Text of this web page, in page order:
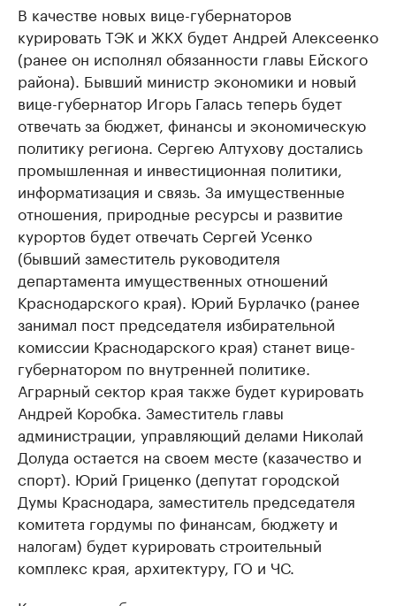
В качестве новых вице-губернаторов
курировать ТЭК и ЖКХ будет Андрей Алексеенко
(ранее он исполнял обязанности главы Ейского
района). Бывший министр экономики и новый
вице-губернатор Игорь Галась теперь будет
отвечать за бюджет, финансы и экономическую
политику региона. Сергею Алтухову достались
промышленная и инвестиционная политики,
информатизация и связь. За имущественные
отношения, природные ресурсы и развитие
курортов будет отвечать Сергей Усенко
(бывший заместитель руководителя
департамента имущественных отношений
Краснодарского края). Юрий Бурлачко (ранее
занимал пост председателя избирательной
комиссии Краснодарского края) станет вице-
губернатором по внутренней политике.
Аграрный сектор края также будет курировать
Андрей Коробка. Заместитель главы
администрации, управляющий делами Николай
Долуда остается на своем месте (казачество и
спорт). Юрий Гриценко (депутат городской
Думы Краснодара, заместитель председателя
комитета гордумы по финансам, бюджету и
налогам) будет курировать строительный
комплекс края, архитектуру, ГО и ЧС.